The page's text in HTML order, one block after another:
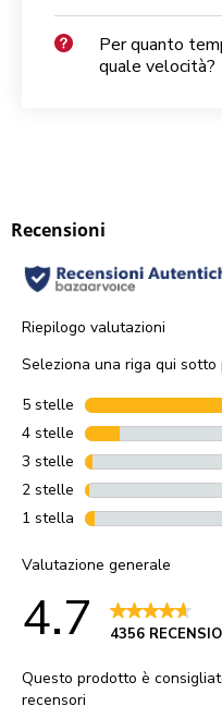
Per quanto
quale velocità?